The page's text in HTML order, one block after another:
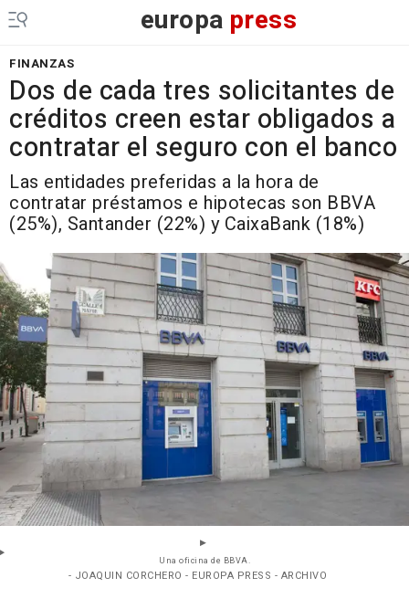
europa press
FINANZAS
Dos de cada tres solicitantes de
créditos creen estar obligados a
contratar el seguro con el banco
Las entidades preferidas a la hora de
contratar préstamos e hipotecas son BBVA
(25%), Santander (22%) y CaixaBank (18%)
Una oficina de BBVA.
- JOAQUIN CORCHERO - EUROPA PRESS - ARCHIVO